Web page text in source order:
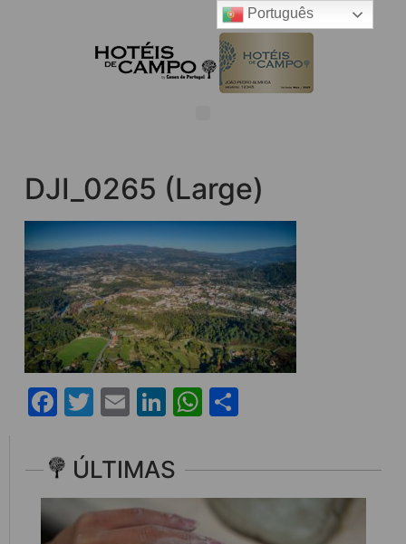
DJI_0265 (Large)
Facebook
Twitter
EmailLinkedIn
WhatsApp
ÚLTIMAS
Português